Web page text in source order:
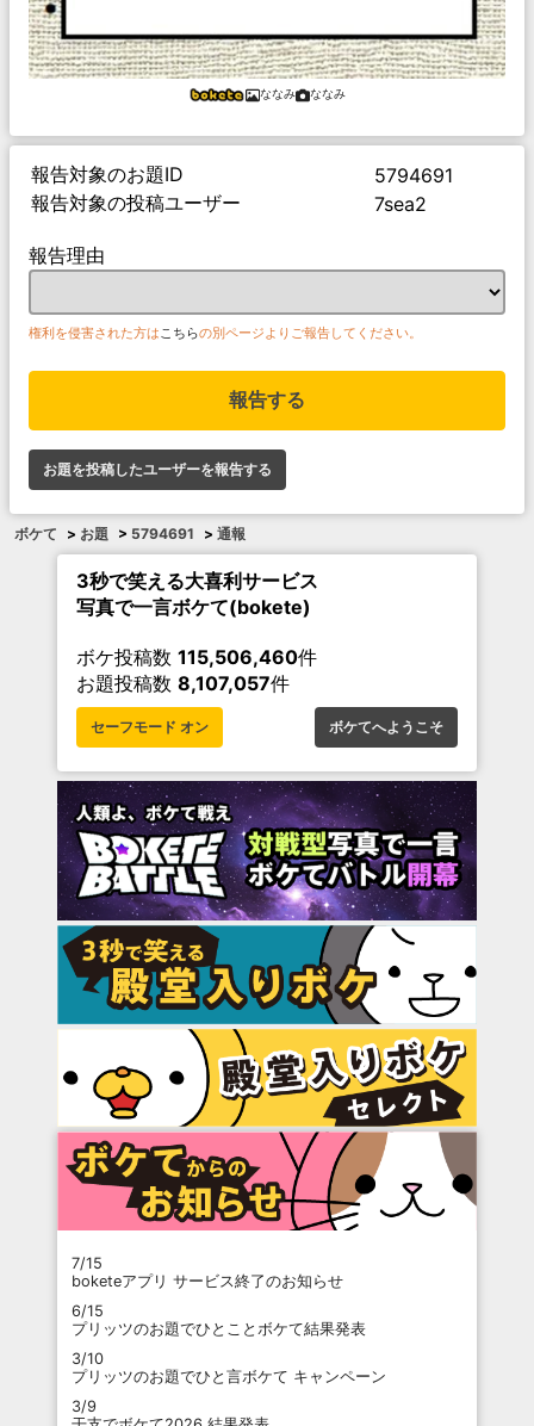
ななみ ななみ
報告対象のお題ID
5794691
報告対象の投稿ユーザー
7sea2
報告理由
権利を侵害された方はこちらの別ページよりご報告してください。
報告する
お題を投稿したユーザーを報告する
ボケて > お題 > 5794691 > 通報
3秒で笑える大喜利サービス
写真で一言ボケて(bokete)
ボケ投稿数 115,506,460件
お題投稿数 8,107,057件
セーフモード オン ボケてへようこそ
7/15
boketeアプリ サービス終了のお知らせ
6/15
プリッツのお題でひとことボケて結果発表
3/10
プリッツのお題でひと言ボケて キャンペーン
3/9